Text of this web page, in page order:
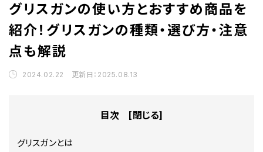
グリスガンの使い方とおすすめ商品を
紹介！グリスガンの種類・選び方・注意
点も解説
2024.02.22 更新日：2025.08.13
目次 [閉じる]
グリスガンとは